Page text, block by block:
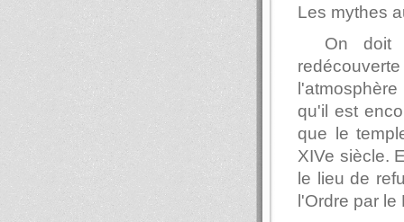
Les mythes
On doit
qu'il est
que le
XIVe siècle.
le lieu de
l'Ordre par